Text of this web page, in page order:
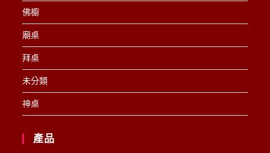
佛櫥
廟桌
拜桌
未分類
神桌
產品